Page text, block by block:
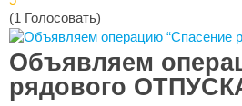
(1 Голосовать)
Объявляем
рядового